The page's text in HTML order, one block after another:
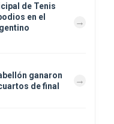
de Tenis
en el
ganaron
de final